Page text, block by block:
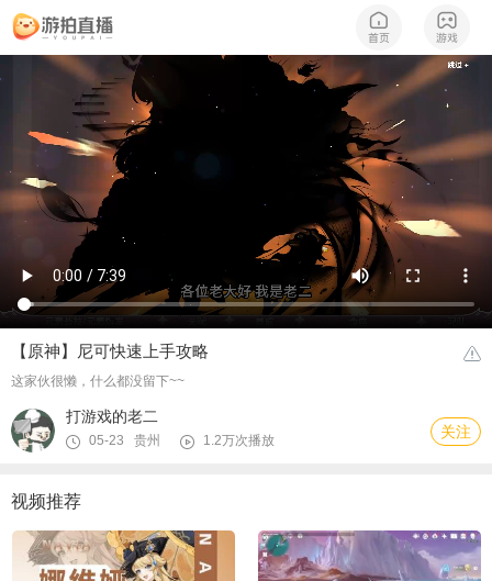
【原神】尼可快速上手攻略
这家伙很懒，什么都没留下~~
打游戏的老二
05-23 贵州 1.2万次播放 关注
视频推荐